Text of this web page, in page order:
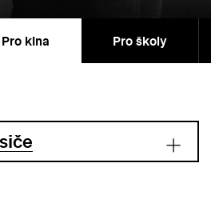
Pro kina Pro školy